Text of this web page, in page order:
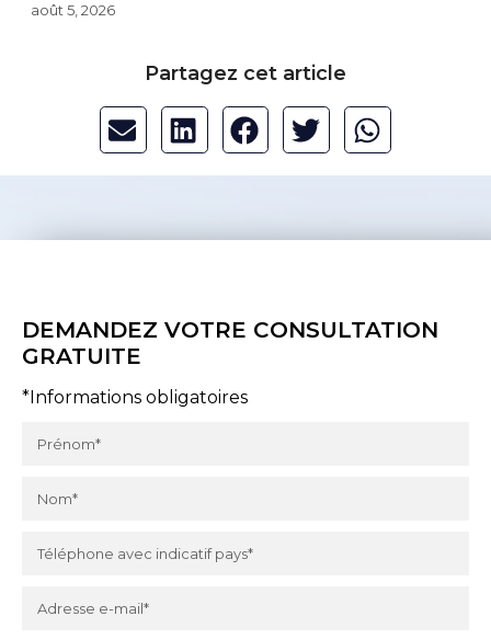
août 5, 2026
Partagez cet article
DEMANDEZ VOTRE CONSULTATION
GRATUITE
*Informations obligatoires